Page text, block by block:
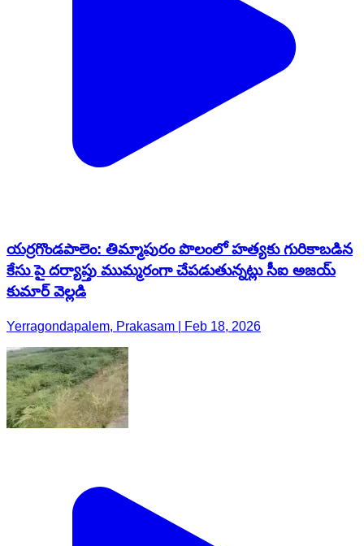
యర్రగొండపాలెం: తిమ్మాపురం పొలంలో హత్యకు గురికాబడిన
కేసు పై దర్యాప్తు ముమ్మరంగా చేపడుతున్నట్లు సీఐ అజయ్
కుమార్ వెల్లడి
Yerragondapalem, Prakasam | Feb 18, 2026